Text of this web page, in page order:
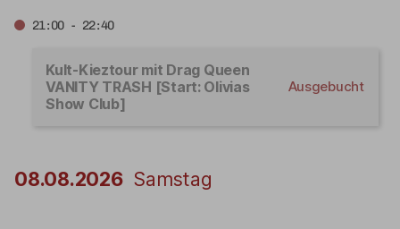
21:00 - 22:40
Kult-Kieztour mit Drag Queen
VANITY TRASH [Start: Olivias
Show Club]
Ausgebucht
08.08.2026 Samstag